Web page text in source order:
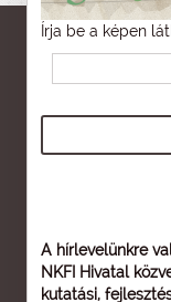
Írja be a képen
A hírlevelünkre
NKFI Hivatal
kutatási,